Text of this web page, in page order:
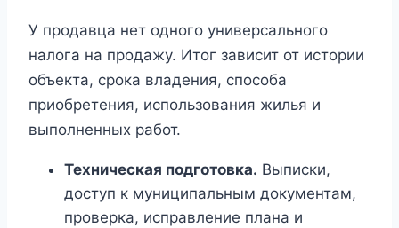
У продавца нет одного универсального
налога на продажу. Итог зависит от истории
объекта, срока владения, способа
приобретения, использования жилья и
выполненных работ.
Техническая подготовка. Выписки,
доступ к муниципальным документам,
проверка, исправление плана и